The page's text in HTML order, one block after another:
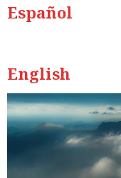
Español
English